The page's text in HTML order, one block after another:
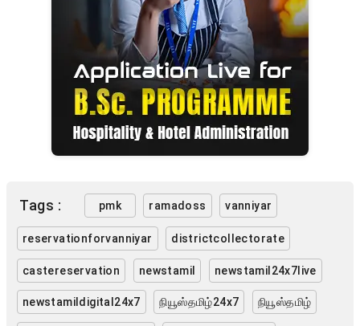
Tags : pmk ramadoss vanniyar
reservationforvanniyar districtcollectorate
castereservation newstamil newstamil24x7live
newstamildigital24x7 நியூஸ்தமிழ்24x7 நியூஸ்தமிழ்